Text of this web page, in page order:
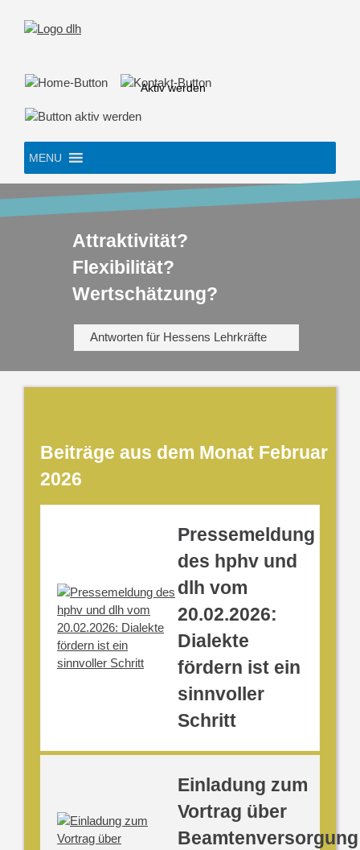
Aktiv werden
MENU
Attraktivität?
Flexibilität?
Wertschätzung?
Antworten für Hessens Lehrkräfte
Beiträge aus dem Monat Februar
2026
Pressemeldung
des hphv und
dlh vom
20.02.2026:
Dialekte
fördern ist ein
sinnvoller
Schritt
Einladung zum
Vortrag über
Beamtenversorgung